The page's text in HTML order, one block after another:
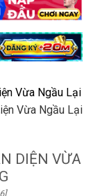
Vừa Ngầu Lại
Vừa Ngầu Lại
DIỆN VỪA